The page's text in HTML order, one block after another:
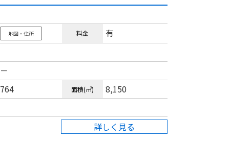
地図・住所 料金 有
－
764 面積(㎡) 8,150
詳しく見る